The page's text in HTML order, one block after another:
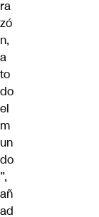
ra
zó
n,
a
to
do
el
m
un
do
”,
añ
ad